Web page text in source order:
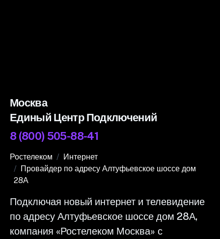
Москва
Единый Центр Подключений
8 (800) 505-88-41
Ростелеком
Интернет
Провайдер по адресу Алтуфьевское шоссе дом
28А
Подключая новый интернет и телевидение
по адресу Алтуфьевское шоссе дом 28А,
компания «Ростелеком Москва» с